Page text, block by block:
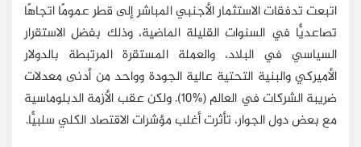
اتبعت تدفقات الاستثمار الأجنبي المباشر إلى قطر عمومًا اتجاهًا
تصاعديًّا في السنوات القليلة الماضية، وذلك بفضل الاستقرار
السياسي في البلاد، والعملة المستقرة المرتبطة بالدولار
الأميركي والبنية التحتية عالية الجودة وواحد من أدنى معدلات
ضريبة الشركات في العالم (%10). ولكن عقب الأزمة الدبلوماسية
مع بعض دول الجوار، تأثرت أغلب مؤشرات الاقتصاد الكلي سلبيًّا.